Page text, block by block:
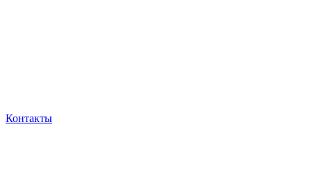
Контакты